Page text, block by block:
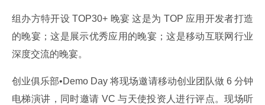
组办方特开设 TOP30+ 晚宴 这是为 TOP 应用开发者打造
的晚宴；这是展示优秀应用的晚宴；这是移动互联网行业
深度交流的晚宴。
创业俱乐部•Demo Day 将现场邀请移动创业团队做 6 分钟
电梯演讲，同时邀请 VC 与天使投资人进行评点。现场听